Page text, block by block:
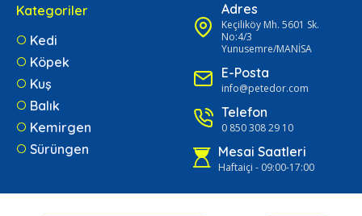
Kategoriler
Kedi
Köpek
Kuş
Balık
Kemirgen
Sürüngen
Adres
Keçiliköy Mh. 5601 Sk.
No:4/3
Yunusemre/MANİSA
E-Posta
info@petedor.com
Telefon
0 850 308 29 10
Mesai Saatleri
Haftaiçi - 09:00-17:00